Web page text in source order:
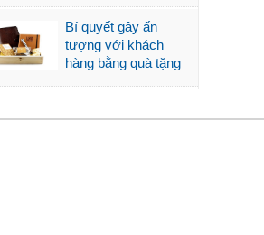
Bí quyết gây ấn
tượng với khách
hàng bằng quà tặng